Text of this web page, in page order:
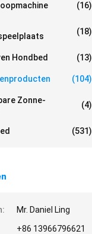
(16)
(18)
Hondbed (13)
(104)
Zonne-
(4)
(531)
Mr. Daniel Ling
+86 13966796621